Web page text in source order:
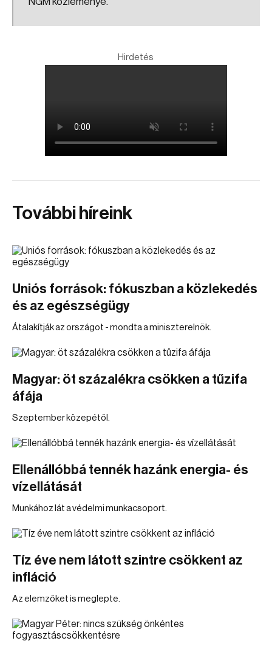
Hirdetés
További híreink
Uniós források: fókuszban a közlekedés
és az egészségügy
Átalakítják az országot - mondta a miniszterelnök.
Magyar: öt százalékra csökken a tűzifa
áfája
Szeptember közepétől.
Ellenállóbbá tennék hazánk energia- és
vízellátását
Munkához lát a védelmi munkacsoport.
Tíz éve nem látott szintre csökkent az
infláció
Az elemzőket is meglepte.